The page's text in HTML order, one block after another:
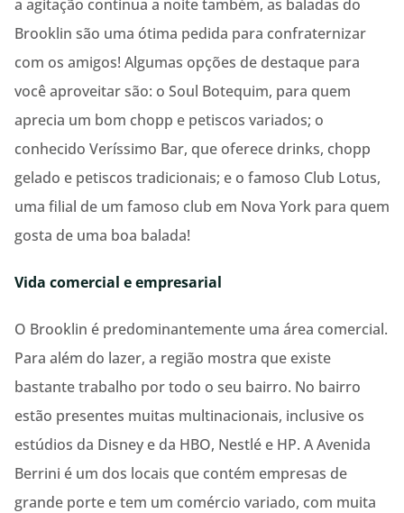
a agitação continua a noite também, as baladas do
Brooklin são uma ótima pedida para confraternizar
com os amigos! Algumas opções de destaque para
você aproveitar são: o Soul Botequim, para quem
aprecia um bom chopp e petiscos variados; o
conhecido Veríssimo Bar, que oferece drinks, chopp
gelado e petiscos tradicionais; e o famoso Club Lotus,
uma filial de um famoso club em Nova York para quem
gosta de uma boa balada!
Vida comercial e empresarial
O Brooklin é predominantemente uma área comercial.
Para além do lazer, a região mostra que existe
bastante trabalho por todo o seu bairro. No bairro
estão presentes muitas multinacionais, inclusive os
estúdios da Disney e da HBO, Nestlé e HP. A Avenida
Berrini é um dos locais que contém empresas de
grande porte e tem um comércio variado, com muita